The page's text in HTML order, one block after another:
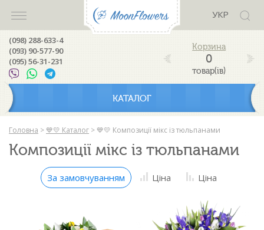
УКР
(098) 288-633-4
(093) 90-577-90
(095) 56-31-231
0
товар(ів)
КАТАЛОГ
Головна > 💙💛 Каталог > 💙💛 Композиції мікс із тюльпанами
Композиції мікс із тюльпанами
За замовчуванням Ціна Ціна